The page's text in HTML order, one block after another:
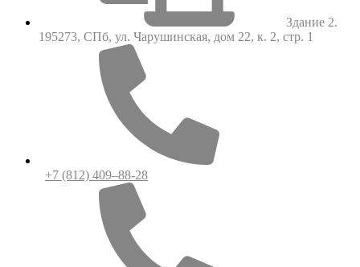
Здание 2.
195273, СПб, ул. Чарушинская, дом 22, к. 2, стр. 1
+7 (812) 409–88-28